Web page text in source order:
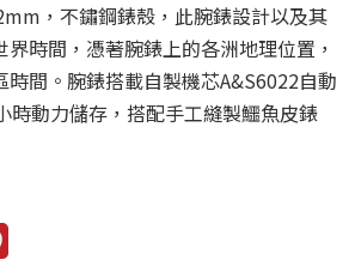
，不鏽鋼錶殼，此腕錶設計以及其
時間，憑著腕錶上的各洲地理位置，
時間。腕錶搭載自製機芯A&S6022自動
時動力儲存，搭配手工縫製鱷魚皮錶